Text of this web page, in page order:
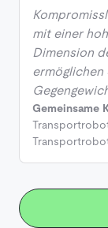
mit einer
Dimension
ermöglichen
Gemeinsame